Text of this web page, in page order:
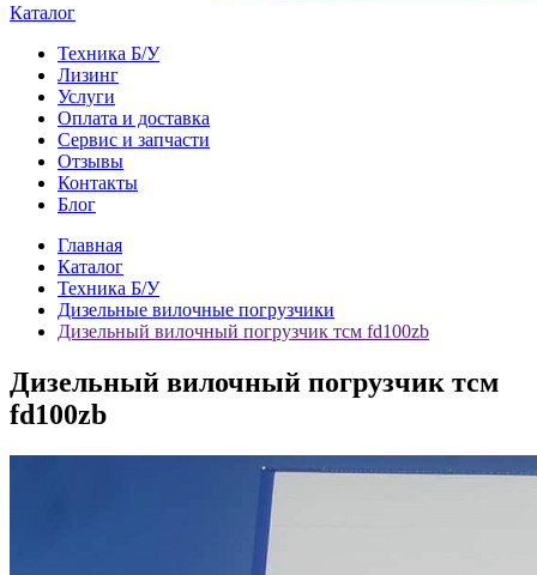
Каталог
Техника Б/У
Лизинг
Услуги
Оплата и доставка
Сервис и запчасти
Отзывы
Контакты
Блог
Главная
Каталог
Техника Б/У
Дизельные вилочные погрузчики
Дизельный вилочный погрузчик тсм fd100zb
Дизельный вилочный погрузчик тсм
fd100zb